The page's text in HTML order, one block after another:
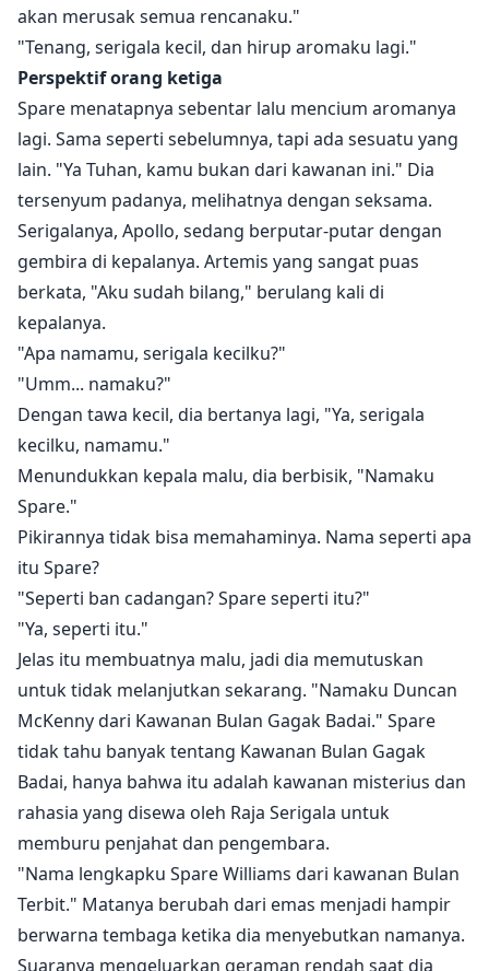
akan merusak semua rencanaku."
"Tenang, serigala kecil, dan hirup aromaku lagi."
Perspektif orang ketiga
Spare menatapnya sebentar lalu mencium aromanya
lagi. Sama seperti sebelumnya, tapi ada sesuatu yang
lain. "Ya Tuhan, kamu bukan dari kawanan ini." Dia
tersenyum padanya, melihatnya dengan seksama.
Serigalanya, Apollo, sedang berputar-putar dengan
gembira di kepalanya. Artemis yang sangat puas
berkata, "Aku sudah bilang," berulang kali di
kepalanya.
"Apa namamu, serigala kecilku?"
"Umm... namaku?"
Dengan tawa kecil, dia bertanya lagi, "Ya, serigala
kecilku, namamu."
Menundukkan kepala malu, dia berbisik, "Namaku
Spare."
Pikirannya tidak bisa memahaminya. Nama seperti apa
itu Spare?
"Seperti ban cadangan? Spare seperti itu?"
"Ya, seperti itu."
Jelas itu membuatnya malu, jadi dia memutuskan
untuk tidak melanjutkan sekarang. "Namaku Duncan
McKenny dari Kawanan Bulan Gagak Badai." Spare
tidak tahu banyak tentang Kawanan Bulan Gagak
Badai, hanya bahwa itu adalah kawanan misterius dan
rahasia yang disewa oleh Raja Serigala untuk
memburu penjahat dan pengembara.
"Nama lengkapku Spare Williams dari kawanan Bulan
Terbit." Matanya berubah dari emas menjadi hampir
berwarna tembaga ketika dia menyebutkan namanya.
Suaranya mengeluarkan geraman rendah saat dia